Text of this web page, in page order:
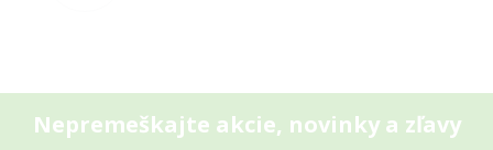
Nepremeškajte akcie, novinky a zľavy